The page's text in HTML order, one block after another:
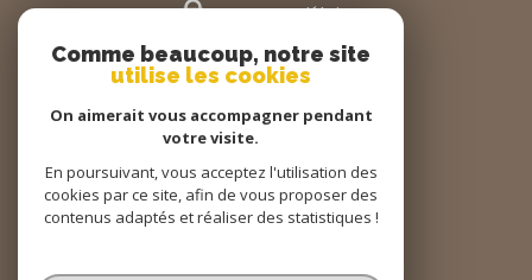
espace propriétaire
Nous
suivre
Nous
adhérons
Comme beaucoup, notre site
utilise les cookies
On aimerait vous accompagner pendant
votre visite.
En poursuivant, vous acceptez l'utilisation des
cookies par ce site, afin de vous proposer des
contenus adaptés et réaliser des statistiques !